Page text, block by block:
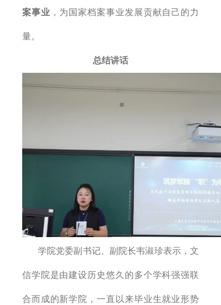
案事业 ，为国家档案事业发展贡献自己的力
量。
总结讲话
学院党委副书记、副院长韦淑珍表示，文
信学院是由建设历史悠久的多个学科强强联
合而成的新学院，一直以来毕业生就业形势